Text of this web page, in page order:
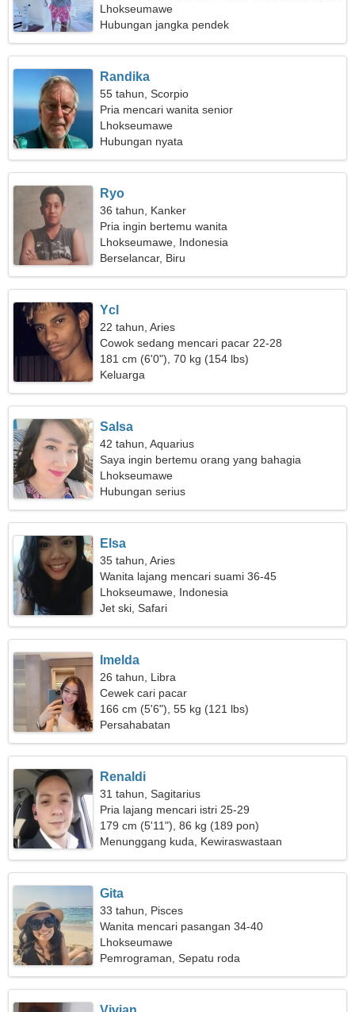
menarik
Lhokseumawe
Hubungan jangka pendek
Randika
55 tahun, Scorpio
Pria mencari wanita senior
Lhokseumawe
Hubungan nyata
Ryo
36 tahun, Kanker
Pria ingin bertemu wanita
Lhokseumawe, Indonesia
Berselancar, Biru
Ycl
22 tahun, Aries
Cowok sedang mencari pacar 22-28
181 cm (6'0"), 70 kg (154 lbs)
Keluarga
Salsa
42 tahun, Aquarius
Saya ingin bertemu orang yang bahagia
Lhokseumawe
Hubungan serius
Elsa
35 tahun, Aries
Wanita lajang mencari suami 36-45
Lhokseumawe, Indonesia
Jet ski, Safari
Imelda
26 tahun, Libra
Cewek cari pacar
166 cm (5'6"), 55 kg (121 lbs)
Persahabatan
Renaldi
31 tahun, Sagitarius
Pria lajang mencari istri 25-29
179 cm (5'11"), 86 kg (189 pon)
Menunggang kuda, Kewiraswastaan
Gita
33 tahun, Pisces
Wanita mencari pasangan 34-40
Lhokseumawe
Pemrograman, Sepatu roda